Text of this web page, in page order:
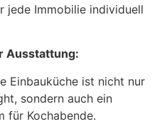
jede Immobilie individuell
Ausstattung:
Einbauküche ist nicht nur
sondern auch ein
für Kochabende.